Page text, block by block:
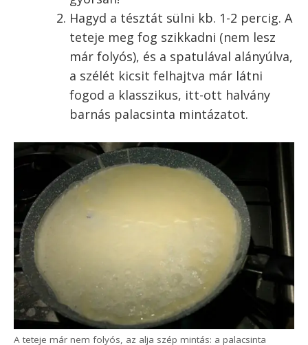
maradékot öntsd vissza egy tálkába.
Egy kisebb merőkanál vagy szószos
kanál segítségével merj egy
palacsintányi adagot a forró
serpenyőbe.
Egy palacsinta kb. 60-80 ml tésztából (azaz
nagyjából 3/4 dl) készül, de a pontos mennyiség
nagyon függ a palacsintasütődtől, ezért neked kell
kikísérletezni, hogy milyen kanállal és mennyi
tésztát merj egy-egy palacsinta sütéséhez.
Forgasd körbe a nyelénél fogva a
serpenyőt úgy, hogy a
palacsintatészta szétterüljön, és
egyenletesen vonja be a serpenyő
lapos felületét – így alakítva ki a
későbbi palacsinta alakját. Dolgozz